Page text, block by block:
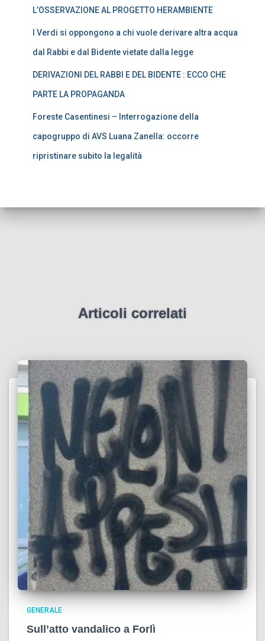
L’OSSERVAZIONE AL PROGETTO HERAMBIENTE
I Verdi si oppongono a chi vuole derivare altra acqua
dal Rabbi e dal Bidente vietate dalla legge
DERIVAZIONI DEL RABBI E DEL BIDENTE : ECCO CHE
PARTE LA PROPAGANDA
Foreste Casentinesi – Interrogazione della
capogruppo di AVS Luana Zanella: occorre
ripristinare subito la legalità
Articoli correlati
GENERALE
Sull’atto vandalico a Forlì